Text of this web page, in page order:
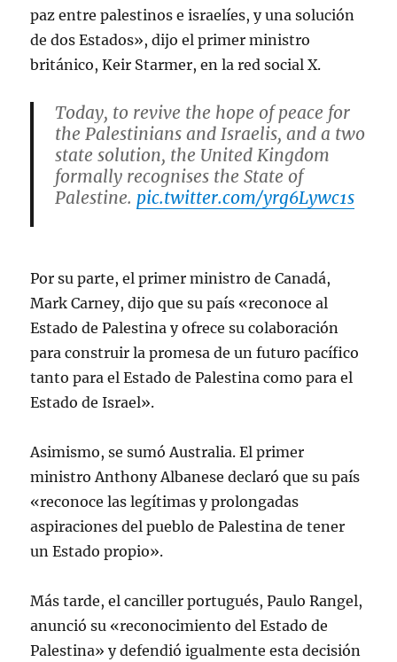
paz entre palestinos e israelíes, y una solución
de dos Estados», dijo el primer ministro
británico, Keir Starmer, en la red social X.
Today, to revive the hope of peace for
the Palestinians and Israelis, and a two
state solution, the United Kingdom
formally recognises the State of
Palestine. pic.twitter.com/yrg6Lywc1s
Por su parte, el primer ministro de Canadá,
Mark Carney, dijo que su país «reconoce al
Estado de Palestina y ofrece su colaboración
para construir la promesa de un futuro pacífico
tanto para el Estado de Palestina como para el
Estado de Israel».
Asimismo, se sumó Australia. El primer
ministro Anthony Albanese declaró que su país
«reconoce las legítimas y prolongadas
aspiraciones del pueblo de Palestina de tener
un Estado propio».
Más tarde, el canciller portugués, Paulo Rangel,
anunció su «reconocimiento del Estado de
Palestina» y defendió igualmente esta decisión